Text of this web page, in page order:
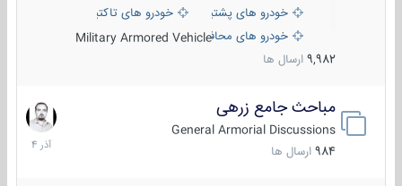
خودرو های پشتیبانی آتش ، شناسایی و ضد تانک
خودرو های تاکتیکی نظامی
خودرو های محافظت شدهMilitary Armored Vehicle
9,982 ارسال ها
مباحث جامع زرهی
General Armorial Discussions
984 ارسال ها
7
آذر
1404